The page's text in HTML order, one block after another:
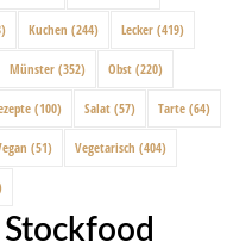
Kuchen (244) Lecker (419)
Münster (352) Obst (220)
(100) Salat (57) Tarte (64)
(51) Vegetarisch (404)
Stockfood